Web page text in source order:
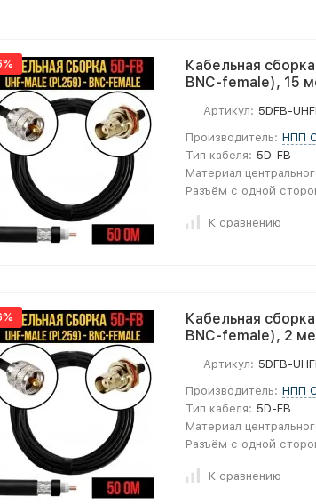
Кабельная
BNC-female), 15
Артикул: 5DFB-
Производитель: НПП
Тип кабеля: 5D-FB
Материал
Разъём с одной
К сравнению
Кабельная
BNC-female), 2
Артикул: 5DFB-
Производитель: НПП
Тип кабеля: 5D-FB
Материал
Разъём с одной
К сравнению